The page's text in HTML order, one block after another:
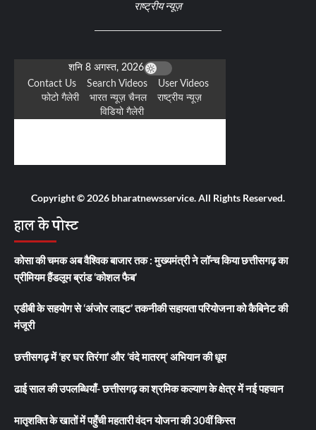
राष्ट्रीय न्यूज़
Copyright © 2026 bharatnewsservice. All Rights Reserved.
हाल के पोस्ट
कोसा की चमक अब वैश्विक बाजार तक : मुख्यमंत्री ने लॉन्च किया छत्तीसगढ़ का
प्रीमियम हैंडलूम ब्रांड ‘कोशल फैब’
एडीबी के सहयोग से ‘अंजोर लाइट’ तकनीकी सहायता परियोजना को कैबिनेट की
मंजूरी
छत्तीसगढ़ में ‘हर घर तिरंगा’ और ‘वंदे मातरम्’ अभियान की धूम
ढाई साल की उपलब्धियाँ- छत्तीसगढ़ का श्रमिक कल्याण के क्षेत्र में नई पहचान
मातृशक्ति के खातों में पहुँची महतारी वंदन योजना की 30वीं किस्त